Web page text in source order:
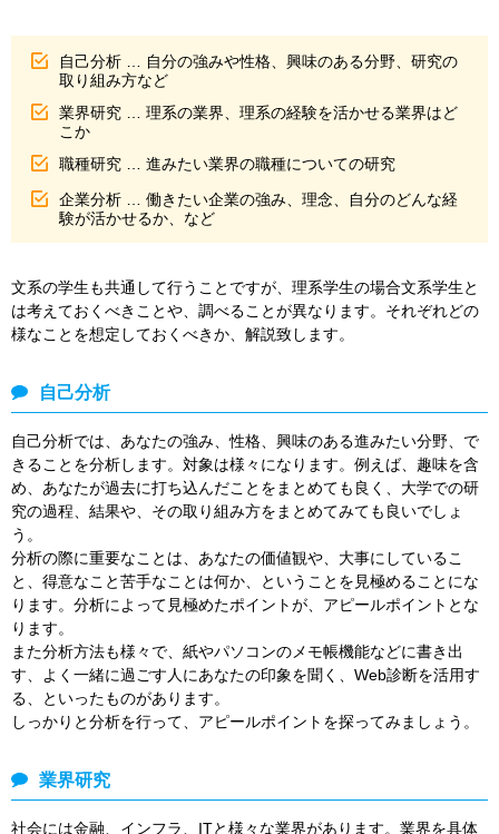
自己分析 … 自分の強みや性格、興味のある分野、研究の
取り組み方など
業界研究 … 理系の業界、理系の経験を活かせる業界はど
こか
職種研究 … 進みたい業界の職種についての研究
企業分析 … 働きたい企業の強み、理念、自分のどんな経
験が活かせるか、など
文系の学生も共通して行うことですが、理系学生の場合文系学生と
は考えておくべきことや、調べることが異なります。それぞれどの
様なことを想定しておくべきか、解説致します。
自己分析
自己分析では、あなたの強み、性格、興味のある進みたい分野、で
きることを分析します。対象は様々になります。例えば、趣味を含
め、あなたが過去に打ち込んだことをまとめても良く、大学での研
究の過程、結果や、その取り組み方をまとめてみても良いでしょ
う。
分析の際に重要なことは、あなたの価値観や、大事にしているこ
と、得意なこと苦手なことは何か、ということを見極めることにな
ります。分析によって見極めたポイントが、アピールポイントとな
ります。
また分析方法も様々で、紙やパソコンのメモ帳機能などに書き出
す、よく一緒に過ごす人にあなたの印象を聞く、Web診断を活用す
る、といったものがあります。
しっかりと分析を行って、アピールポイントを探ってみましょう。
業界研究
社会には金融、インフラ、ITと様々な業界があります。業界を具体